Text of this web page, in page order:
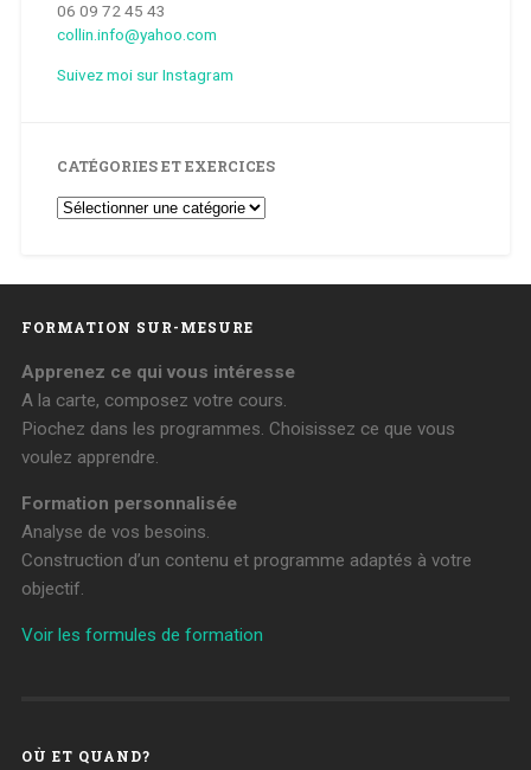
06 09 72 45 43
collin.info@yahoo.com
Suivez moi sur Instagram
CATÉGORIES ET EXERCICES
Catégories
et
FORMATION SUR-MESURE
Apprenez ce qui vous intéresse
A la carte, composez votre cours.
Piochez dans les programmes. Choisissez ce que vous
voulez apprendre.
Formation personnalisée
Analyse de vos besoins.
Construction d’un contenu et programme adaptés à votre
objectif.
Voir les formules de formation
OÙ ET QUAND?